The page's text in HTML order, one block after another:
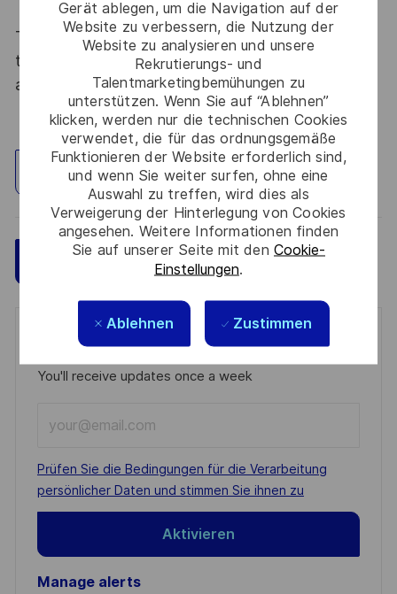
Gerät ablegen, um die Navigation auf der
Website zu verbessern, die Nutzung der
Website zu analysieren und unsere
Rekrutierungs- und
Talentmarketingbemühungen zu
unterstützen. Wenn Sie auf “Ablehnen”
klicken, werden nur die technischen Cookies
verwendet, die für das ordnungsgemäße
Funktionieren der Website erforderlich sind,
und wenn Sie weiter surfen, ohne eine
Auswahl zu treffen, wird dies als
Verweigerung der Hinterlegung von Cookies
angesehen. Weitere Informationen finden
Sie auf unserer Seite mit den Cookie-
Einstellungen.
Ablehnen Zustimmen
AIC.) :20-50 personnes
Thales, entreprise Handi-Engagée, reconnait
tous les talents. La diversité est notre meilleur
atout. Postulez et rejoignez nous !
Standort erkunden
Speichern
Get notified for similar jobs
You'll receive updates once a week
Email
address
(Required)
Required
Prüfen Sie die Bedingungen für die Verarbeitung
persönlicher Daten und stimmen Sie ihnen zu
Aktivieren
Manage alerts